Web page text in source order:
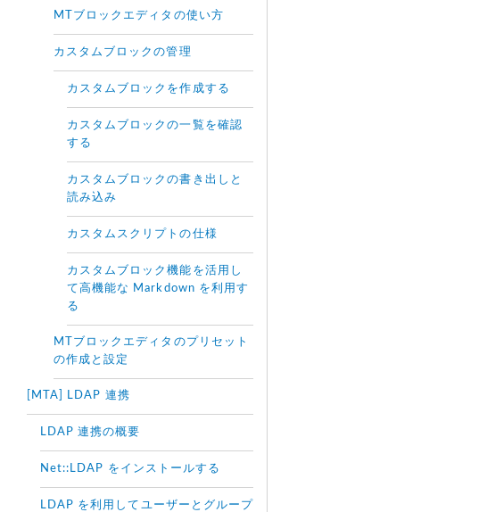
MTブロックエディタの使い方
カスタムブロックの管理
カスタムブロックを作成する
カスタムブロックの一覧を確認
する
カスタムブロックの書き出しと
読み込み
カスタムスクリプトの仕様
カスタムブロック機能を活用し
て高機能な Markdown を利用す
る
MTブロックエディタのプリセット
の作成と設定
[MTA] LDAP 連携
LDAP 連携の概要
Net::LDAP をインストールする
LDAP を利用してユーザーとグループ